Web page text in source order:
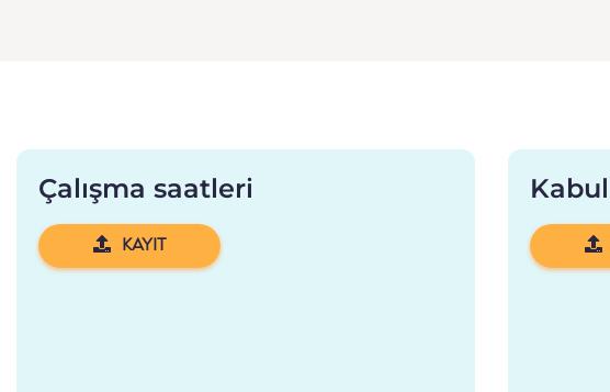
Çalışma saatleri
KAYIT
Kabul